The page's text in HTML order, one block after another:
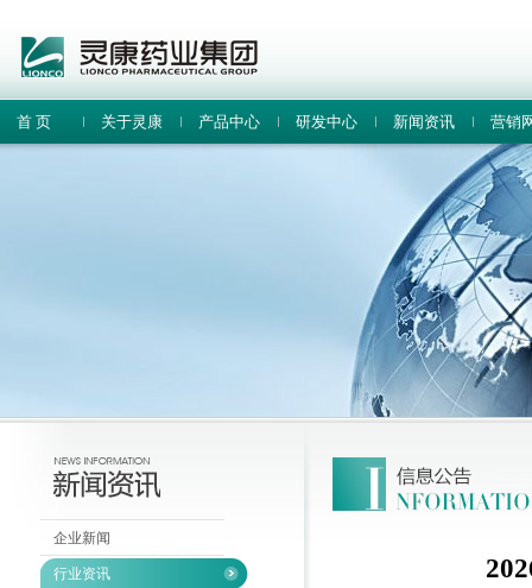
首 页 关于灵康 产品中心 研发中心 新闻资讯 营销
企业新闻
行业资讯